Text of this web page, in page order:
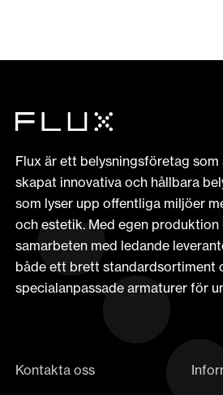
Flux är ett belysningsföretag
skapat innovativa och hållbara
som lyser upp offentliga miljöer
och estetik. Med egen produktion
samarbeten med ledande
både ett brett standardsortiment
specialanpassade armaturer för
Kontakta oss